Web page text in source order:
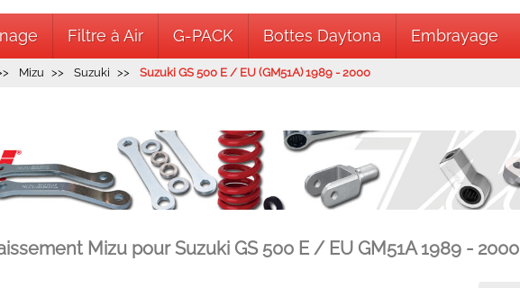
Filtre à Air G-PACK Bottes Daytona Embrayage
Mizu Suzuki Suzuki GS 500 E / EU (GM51A) 1989 - 2000
Mizu pour Suzuki GS 500 E / EU GM51A 1989 - 2000